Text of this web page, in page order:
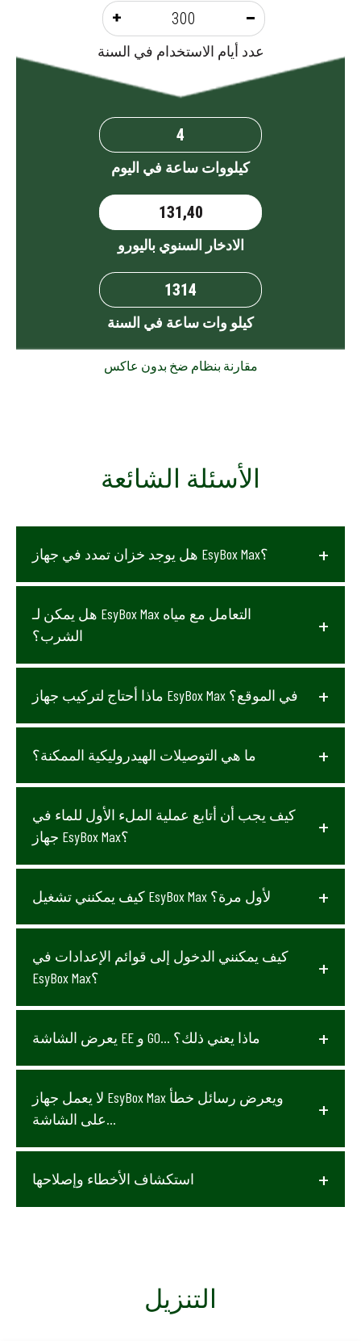
عدد أيام الاستخدام في السنة
كيلووات ساعة في اليوم
الادخار السنوي باليورو
كيلو وات ساعة في السنة
مقارنة بنظام ضخ بدون عاكس
الأسئلة الشائعة
هل يوجد خزان تمدد في جهاز EsyBox Max؟
هل يمكن لـ EsyBox Max التعامل مع مياه
الشرب؟
ماذا أحتاج لتركيب جهاز EsyBox Max في الموقع؟
ما هي التوصيلات الهيدروليكية الممكنة؟
كيف يجب أن أتابع عملية الملء الأول للماء في
جهاز EsyBox Max؟
كيف يمكنني تشغيل EsyBox Max لأول مرة؟
كيف يمكنني الدخول إلى قوائم الإعدادات في
EsyBox Max؟
يعرض الشاشة EE و GO… ماذا يعني ذلك؟
لا يعمل جهاز EsyBox Max ويعرض رسائل خطأ
على الشاشة...
استكشاف الأخطاء وإصلاحها
التنزيل